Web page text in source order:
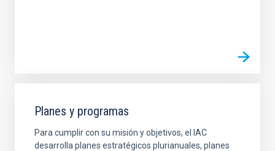
Planes y programas
Para cumplir con su misión y objetivos, el IAC
desarrolla planes estratégicos plurianuales, planes